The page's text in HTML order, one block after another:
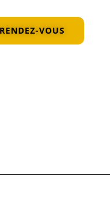
VOUS